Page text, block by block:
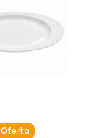
Oferta